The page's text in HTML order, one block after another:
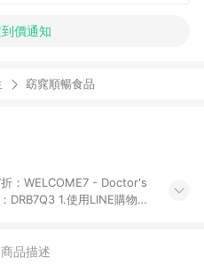
價通知
窈窕順暢食品
折：WELCOME7 - Doctor's
LINE購物下
POINTS 回饋資格（官方
商品描述